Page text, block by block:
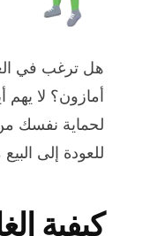
هل ترغب في
أمازون؟ لا
لحماية نفسك
للعودة إلى